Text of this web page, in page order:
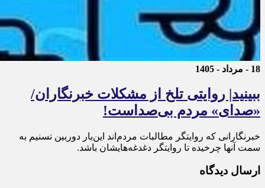
18 - مرداد - 1405
ببینید| روایتی تلخ از مشکلات خبرنگاران/
«صدای» ‌مردم بی‌صدا‌ست!
خبرنگارانی که روایتگر مطالبات مردم‌اند ‌این‌بار دوربین تسنیم به
سمت آنها چرخیده تا روایتگر دغدغه‌‌هایشان باشد.
ارسال دیدگاه